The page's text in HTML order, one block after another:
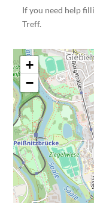
If you need help
Treff.
+
−